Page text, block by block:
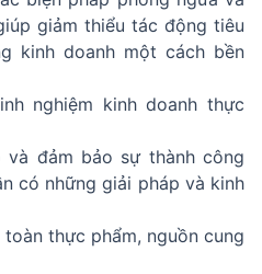
giảm thiểu tác động tiêu
kinh doanh một cách bền
nghiệm kinh doanh thực
đảm bảo sự thành công
có những giải pháp và kinh
thực phẩm, nguồn cung